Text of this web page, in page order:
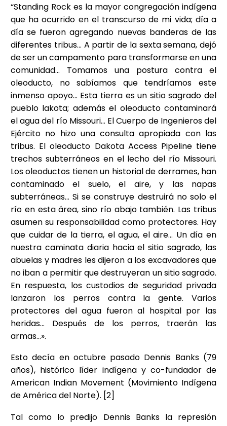
“Standing Rock es la mayor congregación indígena
que ha ocurrido en el transcurso de mi vida; día a
día se fueron agregando nuevas banderas de las
diferentes tribus… A partir de la sexta semana, dejó
de ser un campamento para transformarse en una
comunidad… Tomamos una postura contra el
oleoducto, no sabíamos que tendríamos este
inmenso apoyo… Esta tierra es un sitio sagrado del
pueblo lakota; además el oleoducto contaminará
el agua del río Missouri… El Cuerpo de Ingenieros del
Ejército no hizo una consulta apropiada con las
tribus. El oleoducto Dakota Access Pipeline tiene
trechos subterráneos en el lecho del río Missouri.
Los oleoductos tienen un historial de derrames, han
contaminado el suelo, el aire, y las napas
subterráneas… Si se construye destruirá no solo el
río en esta área, sino río abajo también. Las tribus
asumen su responsabilidad como protectores. Hay
que cuidar de la tierra, el agua, el aire… Un día en
nuestra caminata diaria hacia el sitio sagrado, las
abuelas y madres les dijeron a los excavadores que
no iban a permitir que destruyeran un sitio sagrado.
En respuesta, los custodios de seguridad privada
lanzaron los perros contra la gente. Varios
protectores del agua fueron al hospital por las
heridas… Después de los perros, traerán las
armas…».
Esto decía en octubre pasado Dennis Banks (79
años), histórico líder indígena y co-fundador de
American Indian Movement (Movimiento Indígena
de América del Norte). [2]
Tal como lo predijo Dennis Banks la represión